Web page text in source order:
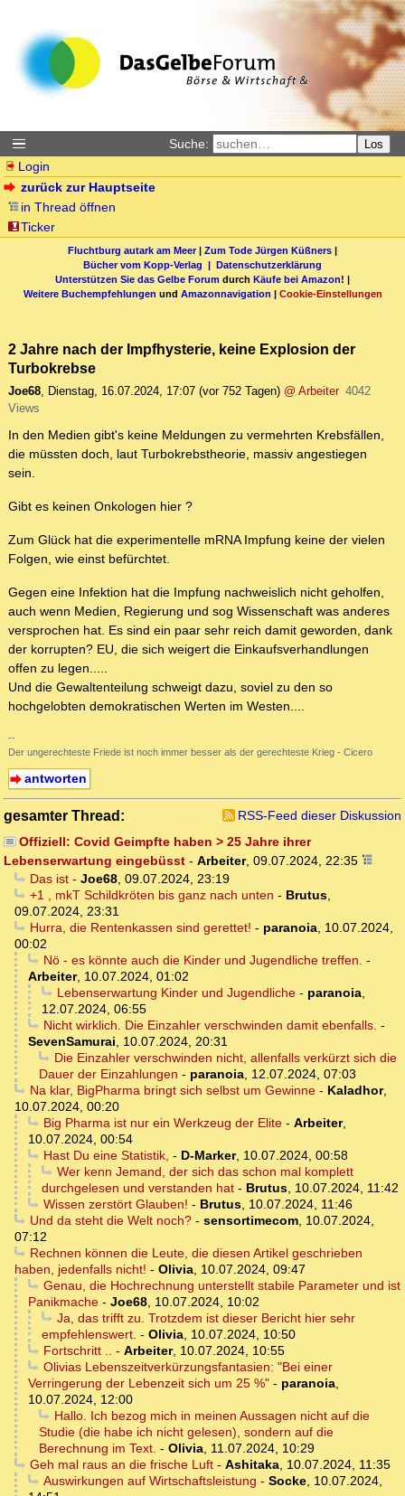
Suche: Los
Login
zurück zur Hauptseite
in Thread öffnen
Ticker
Fluchtburg autark am Meer| Zum Tode Jürgen Küßners |
Bücher vom Kopp-Verlag | Datenschutzerklärung
Unterstützen Sie das Gelbe Forum durch Käufe bei Amazon! |
Weitere Buchempfehlungen und Amazonnavigation | Cookie-Einstellungen
2 Jahre nach der Impfhysterie, keine Explosion der
Turbokrebse
Joe68, Dienstag, 16.07.2024, 17:07 (vor 752 Tagen) @ Arbeiter 4042
Views
In den Medien gibt's keine Meldungen zu vermehrten Krebsfällen,
die müssten doch, laut Turbokrebstheorie, massiv angestiegen
sein.
Gibt es keinen Onkologen hier ?
Zum Glück hat die experimentelle mRNA Impfung keine der vielen
Folgen, wie einst befürchtet.
Gegen eine Infektion hat die Impfung nachweislich nicht geholfen,
auch wenn Medien, Regierung und sog Wissenschaft was anderes
versprochen hat. Es sind ein paar sehr reich damit geworden, dank
der korrupten? EU, die sich weigert die Einkaufsverhandlungen
offen zu legen.....
Und die Gewaltenteilung schweigt dazu, soviel zu den so
hochgelobten demokratischen Werten im Westen....
--
Der ungerechteste Friede ist noch immer besser als der gerechteste Krieg - Cicero
antworten
gesamter Thread:
RSS-Feed dieser Diskussion
Offiziell: Covid Geimpfte haben > 25 Jahre ihrer
Lebenserwartung eingebüsst - Arbeiter, 09.07.2024, 22:35
Das ist- Joe68, 09.07.2024, 23:19
+1 , mkT Schildkröten bis ganz nach unten - Brutus,
09.07.2024, 23:31
Hurra, die Rentenkassen sind gerettet! - paranoia, 10.07.2024,
00:02
Nö - es könnte auch die Kinder und Jugendliche treffen. -
Arbeiter, 10.07.2024, 01:02
Lebenserwartung Kinder und Jugendliche- paranoia,
12.07.2024, 06:55
Nicht wirklich. Die Einzahler verschwinden damit ebenfalls. -
SevenSamurai, 10.07.2024, 20:31
Die Einzahler verschwinden nicht, allenfalls verkürzt sich die
Dauer der Einzahlungen - paranoia, 12.07.2024, 07:03
Na klar, BigPharma bringt sich selbst um Gewinne- Kaladhor,
10.07.2024, 00:20
Big Pharma ist nur ein Werkzeug der Elite- Arbeiter,
10.07.2024, 00:54
Hast Du eine Statistik, - D-Marker, 10.07.2024, 00:58
Wer kenn Jemand, der sich das schon mal komplett
durchgelesen und verstanden hat - Brutus, 10.07.2024, 11:42
Wissen zerstört Glauben! - Brutus, 10.07.2024, 11:46
Und da steht die Welt noch?- sensortimecom, 10.07.2024,
07:12
Rechnen können die Leute, die diesen Artikel geschrieben
haben, jedenfalls nicht! - Olivia, 10.07.2024, 09:47
Genau, die Hochrechnung unterstellt stabile Parameter und ist
Panikmache - Joe68, 10.07.2024, 10:02
Ja, das trifft zu. Trotzdem ist dieser Bericht hier sehr
empfehlenswert. - Olivia, 10.07.2024, 10:50
Fortschritt .. - Arbeiter, 10.07.2024, 10:55
Olivias Lebenszeitverkürzungsfantasien: "Bei einer
Verringerung der Lebenzeit sich um 25 %" - paranoia,
10.07.2024, 12:00
Hallo. Ich bezog mich in meinen Aussagen nicht auf die
Studie (die habe ich nicht gelesen), sondern auf die
Berechnung im Text. - Olivia, 11.07.2024, 10:29
Geh mal raus an die frische Luft- Ashitaka, 10.07.2024, 11:35
Auswirkungen auf Wirtschaftsleistung - Socke, 10.07.2024,